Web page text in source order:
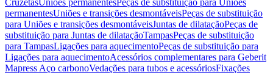
CruzetasUniões permanentesPeças de substituição para Uniões
permanentesUniões e transições desmontáveisPeças de substituição
para Uniões e transições desmontáveisJuntas de dilataçãoPeças de
substituição para Juntas de dilataçãoTampasPeças de substituição
para TampasLigações para aquecimentoPeças de substituição para
Ligações para aquecimentoAcessórios complementares para Geberit
Mapress Aço carbonoVedações para tubos e acessóriosFixações